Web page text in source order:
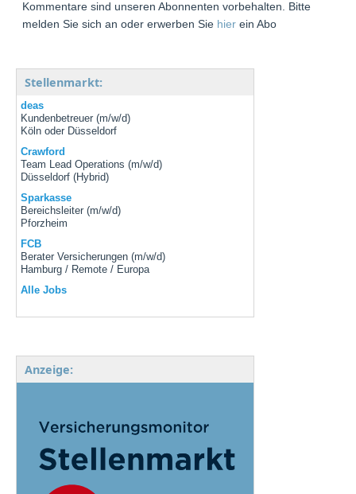
Kommentare sind unseren Abonnenten vorbehalten. Bitte
melden Sie sich an oder erwerben Sie hier ein Abo
Stellenmarkt:
deas
Kundenbetreuer (m/w/d)
Köln oder Düsseldorf
Crawford
Team Lead Operations (m/w/d)
Düsseldorf (Hybrid)
Sparkasse
Bereichsleiter (m/w/d)
Pforzheim
FCB
Berater Versicherungen (m/w/d)
Hamburg / Remote / Europa
Alle Jobs
Anzeige: